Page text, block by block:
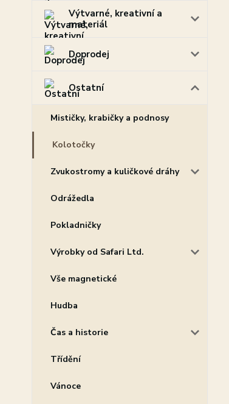
Výtvarné, kreativní a
materiál
Doprodej
Ostatní
Mističky, krabičky a podnosy
Kolotočky
Zvukostromy a kuličkové dráhy
Odrážedla
Pokladničky
Výrobky od Safari Ltd.
Vše magnetické
Hudba
Čas a historie
Třídění
Vánoce